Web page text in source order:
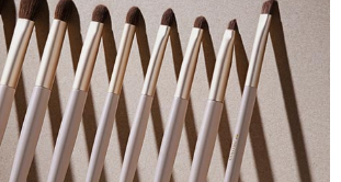
後付」時，將依據個別帳號之用戶狀況，依本公司即
額度；若仍有額度不足之情形，本公司將視審查結果
。
帳號或使用他人資訊註冊。若發現惡意使用之情形，
將有權停止該用戶之使用額度並採取法律行動。